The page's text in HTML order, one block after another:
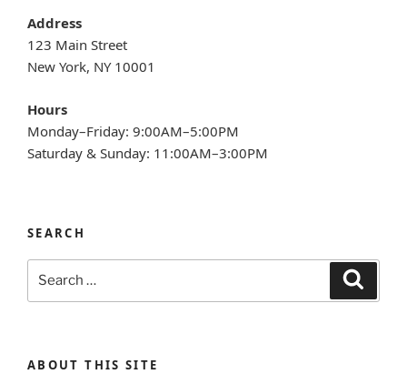
Address
123 Main Street
New York, NY 10001
Hours
Monday–Friday: 9:00AM–5:00PM
Saturday & Sunday: 11:00AM–3:00PM
SEARCH
ABOUT THIS SITE